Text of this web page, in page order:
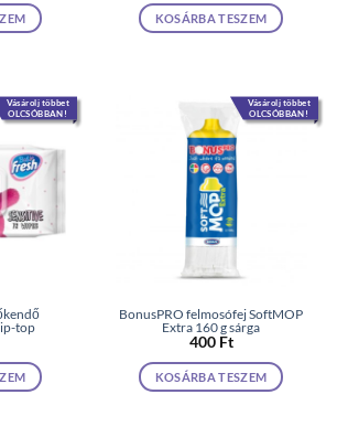
KOSÁRBA TESZEM
Vásárolj többet
OLCSÓBBAN!
top
Vásárolj többet
OLCSÓBBAN!
BonusPRO felmosófej SoftMOP
Extra 160 g sárga
400 Ft
KOSÁRBA TESZEM